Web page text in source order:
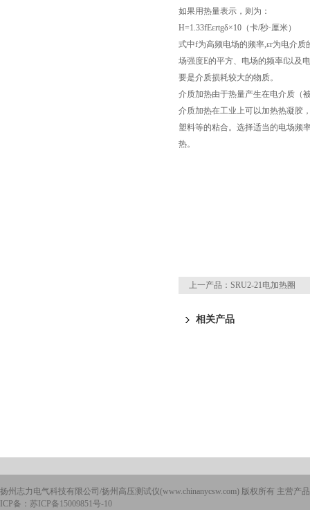
如果用热量表示，则为：
H=1.33fEεrtgδ×10（卡/秒·厘米）
式中f为高频电场的频率,εr为电介
场强度E的平方、电场的频率f以及
要是介质损耗较大的物质。
介质加热由于热量产生在电介质（
介质加热在工业上可以加热热凝胶
塑料等的粘合。选择适当的电场频
热。
上一产品： SRU2-21电加热圈
相关产品
扬州志力电气科技有限公司/扬州高压测试仪(www.chinanycsw.com) 版权所有 主营产
ICP备： 苏ICP备15009851号-10